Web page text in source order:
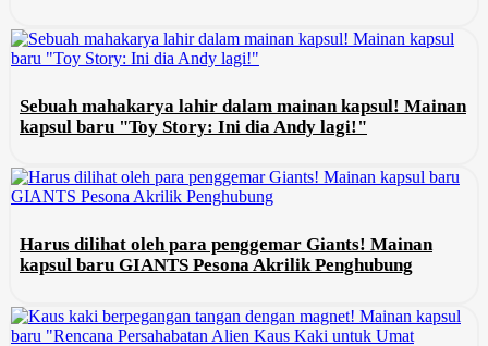
Sebuah mahakarya lahir dalam mainan kapsul! Mainan
kapsul baru "Toy Story: Ini dia Andy lagi!"
Harus dilihat oleh para penggemar Giants! Mainan
kapsul baru GIANTS Pesona Akrilik Penghubung